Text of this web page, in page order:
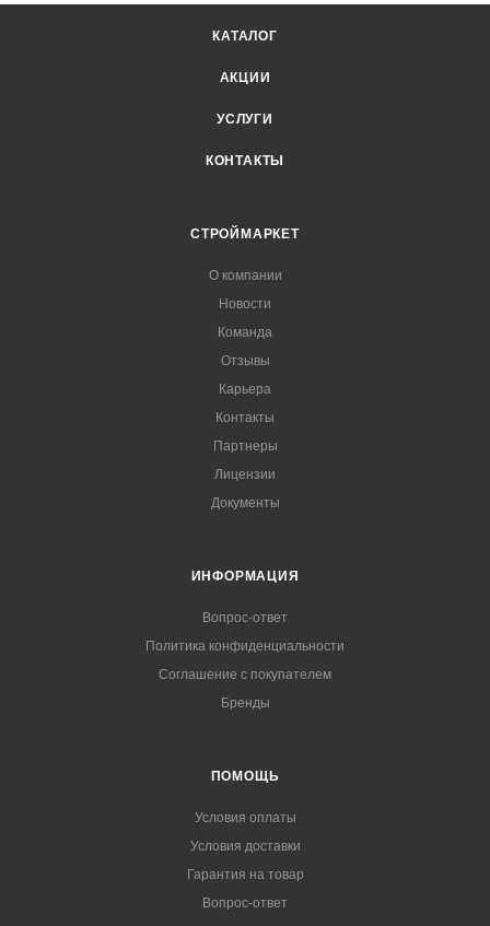
КАТАЛОГ
АКЦИИ
УСЛУГИ
КОНТАКТЫ
СТРОЙМАРКЕТ
О компании
Новости
Команда
Отзывы
Карьера
Контакты
Партнеры
Лицензии
Документы
ИНФОРМАЦИЯ
Вопрос-ответ
Политика конфиденциальности
Соглашение с покупателем
Бренды
ПОМОЩЬ
Условия оплаты
Условия доставки
Гарантия на товар
Вопрос-ответ